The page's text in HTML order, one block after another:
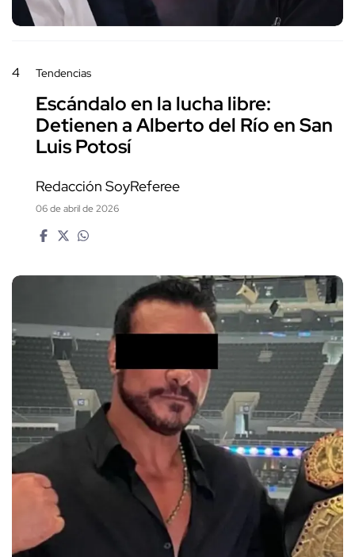
4 Tendencias
Escándalo en la lucha libre:
Detienen a Alberto del Río en San
Luis Potosí
Redacción SoyReferee
06 de abril de 2026